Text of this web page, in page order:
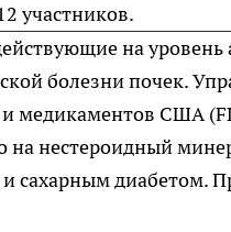
участников.
на уровень
болезни почек.
и медикаментов США (
на нестероидный
сахарным диабетом.